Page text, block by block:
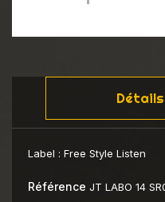
Label : Free Style Listen
Référence JT LABO 14